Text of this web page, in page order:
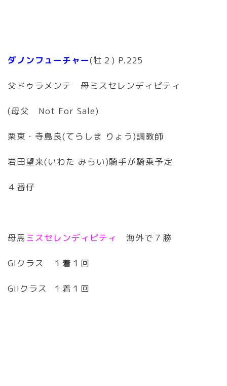
ダノンフューチャー(牡２) P.225
父ドゥラメンテ 母ミスセレンディピティ
(母父 Not For Sale)
栗東・寺島良(てらしま りょう)調教師
岩田望来(いわた みらい)騎手が騎乗予定
４番仔
母馬 ミスセレンディピティ 海外で７勝
GIクラス １着１回
GIIクラス １着１回